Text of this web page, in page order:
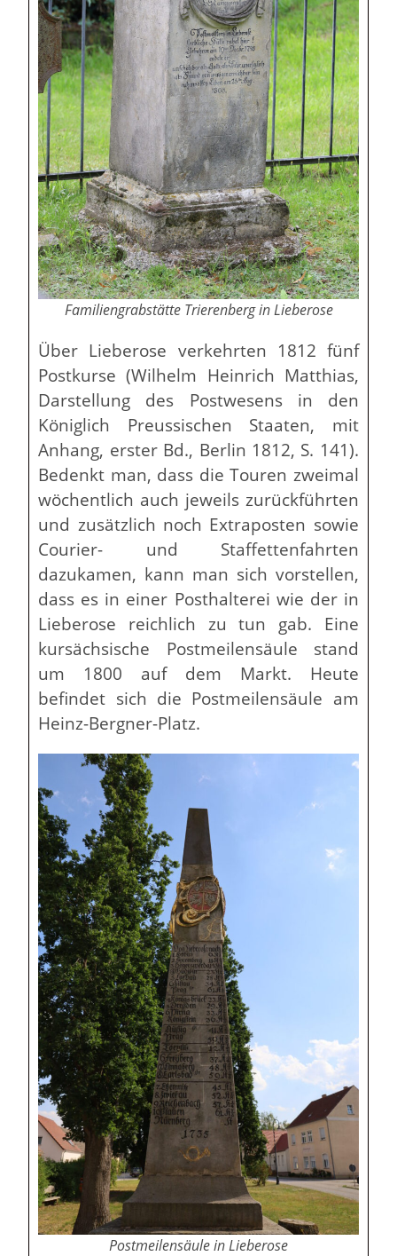
Familiengrabstätte Trierenberg in Lieberose
Über Lieberose verkehrten 1812 fünf
Postkurse (Wilhelm Heinrich Matthias,
Darstellung des Postwesens in den
Königlich Preussischen Staaten, mit
Anhang, erster Bd., Berlin 1812, S. 141).
Bedenkt man, dass die Touren zweimal
wöchentlich auch jeweils zurückführten
und zusätzlich noch Extraposten sowie
Courier- und Staffettenfahrten
dazukamen, kann man sich vorstellen,
dass es in einer Posthalterei wie der in
Lieberose reichlich zu tun gab. Eine
kursächsische Postmeilensäule stand
um 1800 auf dem Markt. Heute
befindet sich die Postmeilensäule am
Heinz-Bergner-Platz.
Postmeilensäule in Lieberose